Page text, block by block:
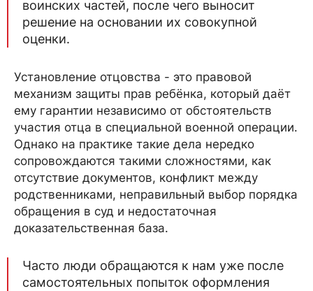
воинских частей, после чего выносит
решение на основании их совокупной
оценки.
Установление отцовства - это правовой
механизм защиты прав ребёнка, который даёт
ему гарантии независимо от обстоятельств
участия отца в специальной военной операции.
Однако на практике такие дела нередко
сопровождаются такими сложностями, как
отсутствие документов, конфликт между
родственниками, неправильный выбор порядка
обращения в суд и недостаточная
доказательственная база.
Часто люди обращаются к нам уже после
самостоятельных попыток оформления